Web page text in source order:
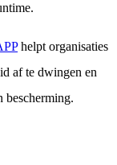
helpt organisaties
af te dwingen en
bescherming.